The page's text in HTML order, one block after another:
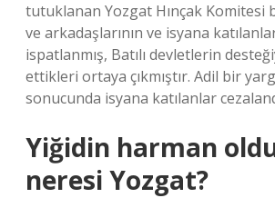
tutuklanan Yozgat Hınçak Komitesi
ve arkadaşlarının ve isyana
ispatlanmış, Batılı devletlerin
ettikleri ortaya çıkmıştır. Adil bir
sonucunda isyana katılanlar
Yiğidin harman
neresi Yozgat?